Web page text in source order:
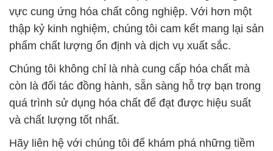
vực cung ứng hóa chất công nghiệp. Với hơn một
thập kỷ kinh nghiệm, chúng tôi cam kết mang lại sản
phẩm chất lượng ổn định và dịch vụ xuất sắc.
Chúng tôi không chỉ là nhà cung cấp hóa chất mà
còn là đối tác đồng hành, sẵn sàng hỗ trợ bạn trong
quá trình sử dụng hóa chất để đạt được hiệu suất
và chất lượng tốt nhất.
Hãy liên hệ với chúng tôi để khám phá những tiềm